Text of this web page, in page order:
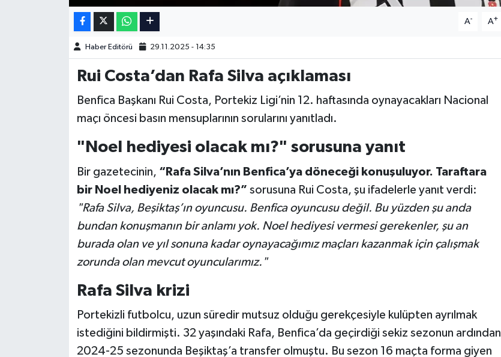
A- A+
Haber Editörü 29.11.2025 - 14:35
Rui Costa’dan Rafa Silva açıklaması
Benfica Başkanı Rui Costa, Portekiz Ligi’nin 12. haftasında oynayacakları Nacional
maçı öncesi basın mensuplarının sorularını yanıtladı.
"Noel hediyesi olacak mı?" sorusuna yanıt
Bir gazetecinin, “Rafa Silva’nın Benfica’ya döneceği konuşuluyor. Taraftara
bir Noel hediyeniz olacak mı?” sorusuna Rui Costa, şu ifadelerle yanıt verdi:
"Rafa Silva, Beşiktaş’ın oyuncusu. Benfica oyuncusu değil. Bu yüzden şu anda
bundan konuşmanın bir anlamı yok. Noel hediyesi vermesi gerekenler, şu an
burada olan ve yıl sonuna kadar oynayacağımız maçları kazanmak için çalışmak
zorunda olan mevcut oyuncularımız."
Rafa Silva krizi
Portekizli futbolcu, uzun süredir mutsuz olduğu gerekçesiyle kulüpten ayrılmak
istediğini bildirmişti. 32 yaşındaki Rafa, Benfica’da geçirdiği sekiz sezonun ardından
2024-25 sezonunda Beşiktaş’a transfer olmuştu. Bu sezon 16 maçta forma giyen
Türkiye Basketbol Ligi
Kadınlar Basketbol Ligi
Formula 1